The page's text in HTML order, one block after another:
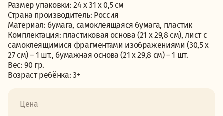
Размер упаковки: 24 х 31 х 0,5 см
Страна производитель: Россия
Материал: бумага, самоклеящаяся бумага, пластик
Комплектация: пластиковая основа (21 х 29,8 см), лист с
самоклеящимися фрагментами изображениями (30,5 х
27 см) – 1 шт., бумажная основа (21 х 29,8 см) – 1 шт.
Вес: 90 гр.
Возраст ребёнка: 3+
Цена